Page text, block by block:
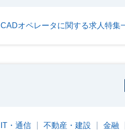
CADオペレータに関する求人特集
IT・通信 不動産・建設 金融